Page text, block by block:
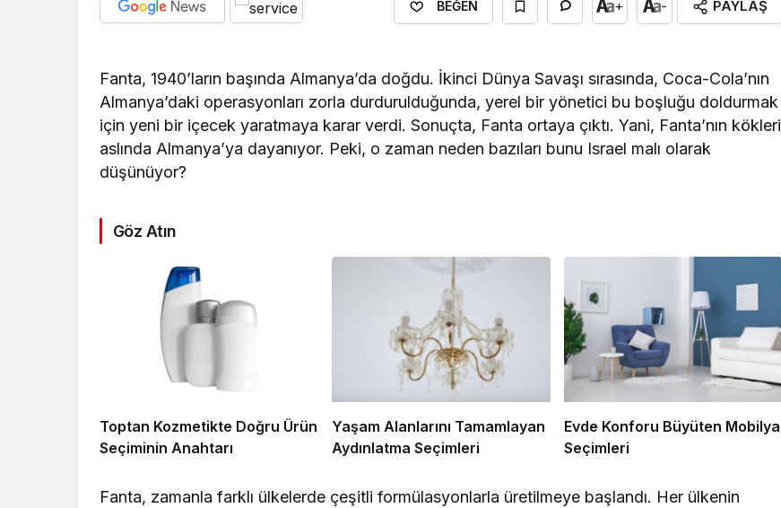
BEĞEN + - PAYLAŞ
Fanta, 1940’ların başında Almanya’da doğdu. İkinci Dünya Savaşı sırasında, Coca-Cola’nın
Almanya’daki operasyonları zorla durdurulduğunda, yerel bir yönetici bu boşluğu doldurmak
için yeni bir içecek yaratmaya karar verdi. Sonuçta, Fanta ortaya çıktı. Yani, Fanta’nın kökleri
aslında Almanya’ya dayanıyor. Peki, o zaman neden bazıları bunu Israel malı olarak
düşünüyor?
Göz Atın
Toptan Kozmetikte Doğru Ürün
Seçiminin Anahtarı
Yaşam Alanlarını Tamamlayan
Aydınlatma Seçimleri
Evde Konforu Büyüten Mobilya
Seçimleri
Fanta, zamanla farklı ülkelerde çeşitli formülasyonlarla üretilmeye başlandı. Her ülkenin